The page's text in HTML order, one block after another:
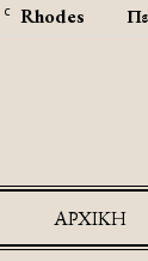
C Rhodes
ΑΡΧΙΚΉ